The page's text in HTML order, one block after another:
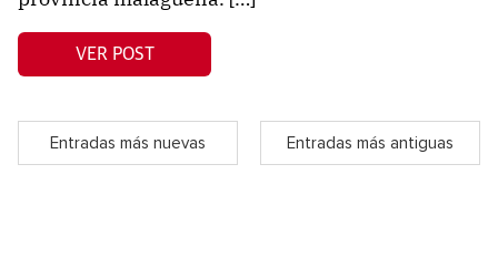
VER POST
Entradas más nuevas Entradas más antiguas